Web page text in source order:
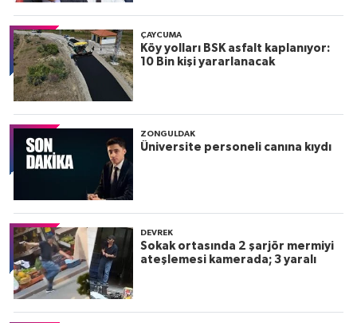
ÇAYCUMA
Köy yolları BSK asfalt kaplanıyor:
10 Bin kişi yararlanacak
ZONGULDAK
Üniversite personeli canına kıydı
DEVREK
Sokak ortasında 2 şarjör mermiyi
ateşlemesi kamerada; 3 yaralı